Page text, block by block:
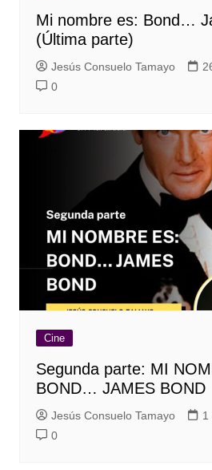
Mi nombre es: Bond…
(Última parte)
Jesús Consuelo Tamayo
0
Cine
Segunda parte: MI
BOND… JAMES BOND
Jesús Consuelo Tamayo
1
0